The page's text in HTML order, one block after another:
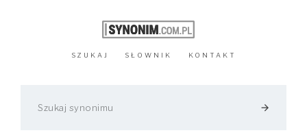
SZUKAJ SŁOWNIK KONTAKT
arrow_forward